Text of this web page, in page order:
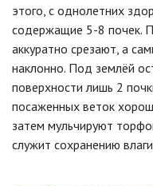
этого, с однолетних
содержащие 5-8 почек.
аккуратно срезают, а
наклонно. Под землёй
поверхности лишь 2
посаженных веток
затем мульчируют
служит сохранению